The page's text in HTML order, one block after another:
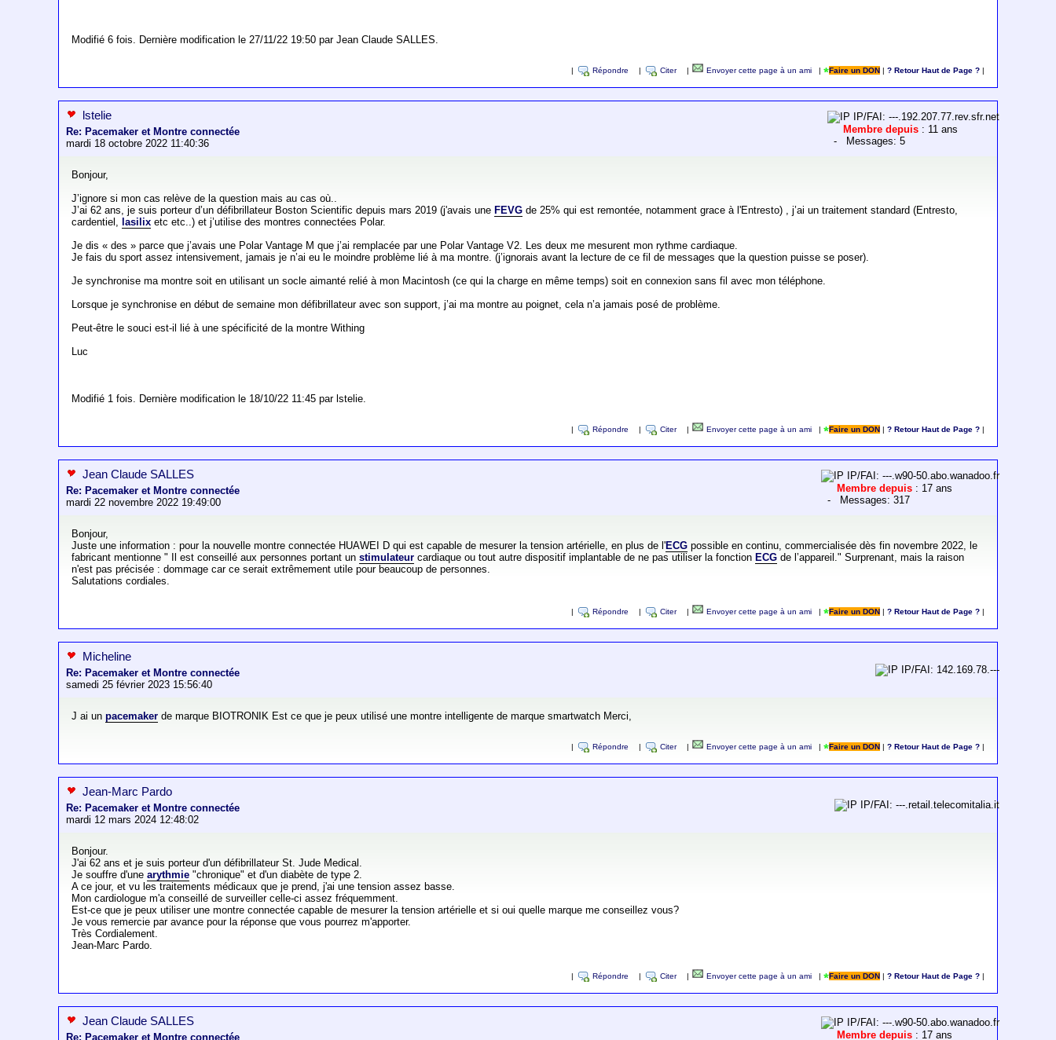
Modifié 6 fois. Dernière modification le 27/11/22 19:50 par Jean Claude SALLES.
Répondre Citer Envoyer cette page à un ami| Faire un DON ? Retour Haut de Page ?|
lstelie
Re: Pacemaker et Montre connectée
mardi 18 octobre 2022 11:40:36
IP/FAI: ---.192.207.77.rev.sfr.net
Membre depuis : 11 ans
- Messages: 5
Bonjour,
J’ignore si mon cas relève de la question mais au cas où..
J’ai 62 ans, je suis porteur d’un défibrillateur Boston Scientific depuis mars 2019 (j'avais une FEVG de 25% qui est remontée, notamment grace à l'Entresto) , j’ai un traitement standard (Entresto,
cardentiel, lasilix etc etc..) et j’utilise des montres connectées Polar.
Je dis « des » parce que j’avais une Polar Vantage M que j’ai remplacée par une Polar Vantage V2. Les deux me mesurent mon rythme cardiaque.
Je fais du sport assez intensivement, jamais je n’ai eu le moindre problème lié à ma montre. (j’ignorais avant la lecture de ce fil de messages que la question puisse se poser).
Je synchronise ma montre soit en utilisant un socle aimanté relié à mon Macintosh (ce qui la charge en même temps) soit en connexion sans fil avec mon téléphone.
Lorsque je synchronise en début de semaine mon défibrillateur avec son support, j’ai ma montre au poignet, cela n’a jamais posé de problème.
Peut-être le souci est-il lié à une spécificité de la montre Withing
Luc
Modifié 1 fois. Dernière modification le 18/10/22 11:45 par lstelie.
Répondre Citer Envoyer cette page à un ami| Faire un DON ? Retour Haut de Page ?|
Jean Claude SALLES
Re: Pacemaker et Montre connectée
mardi 22 novembre 2022 19:49:00
IP/FAI: ---.w90-50.abo.wanadoo.fr
Membre depuis : 17 ans
- Messages: 317
Bonjour,
Juste une information : pour la nouvelle montre connectée HUAWEI D qui est capable de mesurer la tension artérielle, en plus de l'ECG possible en continu, commercialisée dès fin novembre 2022, le
fabricant mentionne " Il est conseillé aux personnes portant unstimulateur cardiaque ou tout autre dispositif implantable de ne pas utiliser la fonction ECG de l’appareil." Surprenant, mais la raison
n'est pas précisée : dommage car ce serait extrêmement utile pour beaucoup de personnes.
Salutations cordiales.
Répondre Citer Envoyer cette page à un ami| Faire un DON ? Retour Haut de Page ?|
Micheline
Re: Pacemaker et Montre connectée
samedi 25 février 2023 15:56:40
IP/FAI: 142.169.78.---
J ai unpacemaker de marque BIOTRONIK Est ce que je peux utilisé une montre intelligente de marque smartwatch Merci,
Répondre Citer Envoyer cette page à un ami| Faire un DON ? Retour Haut de Page ?|
Jean-Marc Pardo
Re: Pacemaker et Montre connectée
mardi 12 mars 2024 12:48:02
IP/FAI: ---.retail.telecomitalia.it
Bonjour.
J'ai 62 ans et je suis porteur d'un défibrillateur St. Jude Medical.
Je souffre d'unearythmie "chronique" et d'un diabète de type 2.
A ce jour, et vu les traitements médicaux que je prend, j'ai une tension assez basse.
Mon cardiologue m'a conseillé de surveiller celle-ci assez fréquemment.
Est-ce que je peux utiliser une montre connectée capable de mesurer la tension artérielle et si oui quelle marque me conseillez vous?
Je vous remercie par avance pour la réponse que vous pourrez m'apporter.
Très Cordialement.
Jean-Marc Pardo.
Répondre Citer Envoyer cette page à un ami| Faire un DON ? Retour Haut de Page ?|
Jean Claude SALLES
Re: Pacemaker et Montre connectée
IP/FAI: ---.w90-50.abo.wanadoo.fr
Membre depuis : 17 ans